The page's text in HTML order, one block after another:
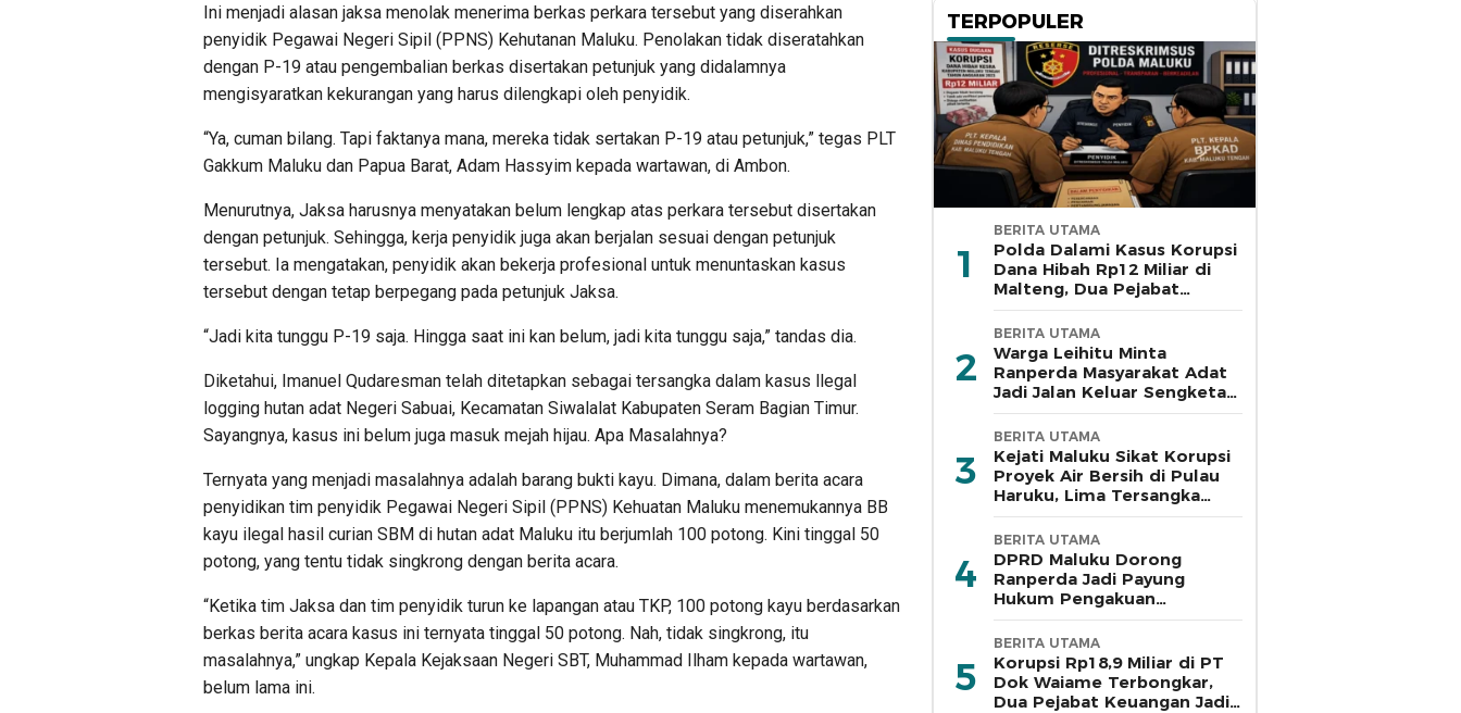
Ini menjadi alasan jaksa menolak menerima berkas perkara tersebut yang diserahkan
penyidik Pegawai Negeri Sipil (PPNS) Kehutanan Maluku. Penolakan tidak diseratahkan
dengan P-19 atau pengembalian berkas disertakan petunjuk yang didalamnya
mengisyaratkan kekurangan yang harus dilengkapi oleh penyidik.
“Ya, cuman bilang. Tapi faktanya mana, mereka tidak sertakan P-19 atau petunjuk,” tegas PLT
Gakkum Maluku dan Papua Barat, Adam Hassyim kepada wartawan, di Ambon.
Menurutnya, Jaksa harusnya menyatakan belum lengkap atas perkara tersebut disertakan
dengan petunjuk. Sehingga, kerja penyidik juga akan berjalan sesuai dengan petunjuk
tersebut. Ia mengatakan, penyidik akan bekerja profesional untuk menuntaskan kasus
tersebut dengan tetap berpegang pada petunjuk Jaksa.
“Jadi kita tunggu P-19 saja. Hingga saat ini kan belum, jadi kita tunggu saja,” tandas dia.
Diketahui, Imanuel Qudaresman telah ditetapkan sebagai tersangka dalam kasus llegal
logging hutan adat Negeri Sabuai, Kecamatan Siwalalat Kabupaten Seram Bagian Timur.
Sayangnya, kasus ini belum juga masuk mejah hijau. Apa Masalahnya?
Ternyata yang menjadi masalahnya adalah barang bukti kayu. Dimana, dalam berita acara
penyidikan tim penyidik Pegawai Negeri Sipil (PPNS) Kehuatan Maluku menemukannya BB
kayu ilegal hasil curian SBM di hutan adat Maluku itu berjumlah 100 potong. Kini tinggal 50
potong, yang tentu tidak singkrong dengan berita acara.
“Ketika tim Jaksa dan tim penyidik turun ke lapangan atau TKP, 100 potong kayu berdasarkan
berkas berita acara kasus ini ternyata tinggal 50 potong. Nah, tidak singkrong, itu
masalahnya,” ungkap Kepala Kejaksaan Negeri SBT, Muhammad Ilham kepada wartawan,
belum lama ini.
TERPOPULER
1
BERITA UTAMA
Polda Dalami Kasus Korupsi
Dana Hibah Rp12 Miliar di
Malteng, Dua Pejabat
Pemkab Diperiksa
2
BERITA UTAMA
Warga Leihitu Minta
Ranperda Masyarakat Adat
Jadi Jalan Keluar Sengketa
Enam Dusun Tanjung Sial
3
BERITA UTAMA
Kejati Maluku Sikat Korupsi
Proyek Air Bersih di Pulau
Haruku, Lima Tersangka
Ditahan
4
BERITA UTAMA
DPRD Maluku Dorong
Ranperda Jadi Payung
Hukum Pengakuan
Masyarakat Adat
5
BERITA UTAMA
Korupsi Rp18,9 Miliar di PT
Dok Waiame Terbongkar,
Dua Pejabat Keuangan Jadi